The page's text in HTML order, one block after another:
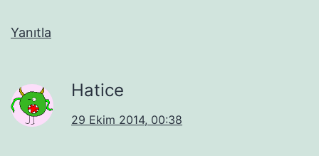
Yanıtla
Hatice
29 Ekim 2014, 00:38